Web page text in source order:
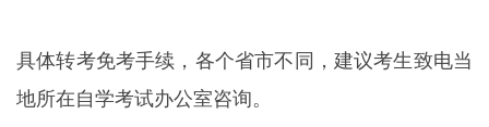
具体转考免考手续，各个省市不同，建议考生致电当
地所在自学考试办公室咨询。